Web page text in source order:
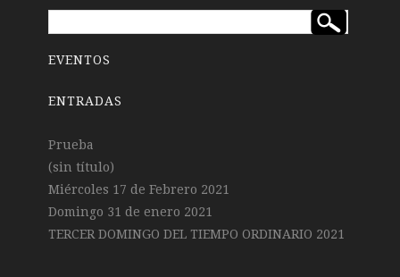
EVENTOS
ENTRADAS
Prueba
(sin título)
Miércoles 17 de Febrero 2021
Domingo 31 de enero 2021
TERCER DOMINGO DEL TIEMPO ORDINARIO 2021